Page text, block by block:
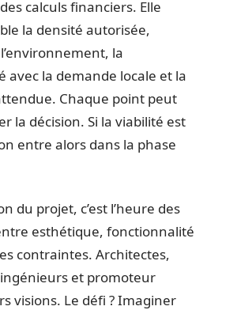
calculs financiers. Elle
la densité autorisée,
la
avec la demande locale et la
Chaque point peut
la décision. Si la viabilité est
entre alors dans la phase
du projet, c’est l’heure des
esthétique, fonctionnalité
contraintes. Architectes,
et promoteur
visions. Le défi ? Imaginer